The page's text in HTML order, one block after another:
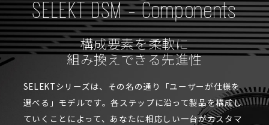
SELEKT DSM - Components
構成要素を柔軟に
組み換えできる先進性
SELEKTシリーズは、その名の通り「ユーザーが仕様を
選べる」モデルです。各ステップに沿って製品を構成し
ていくことによって、あなたに相応しい一台がカスタマ